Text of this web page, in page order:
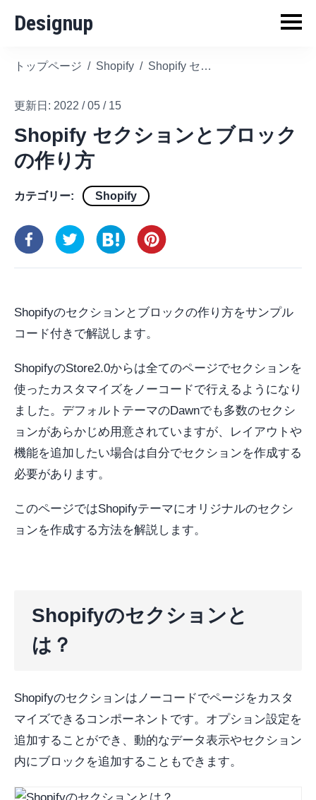
Designup
トップページ / Shopify / Shopify セクションとブロックの作り方
更新日: 2022 / 05 / 15
Shopify セクションとブロック
の作り方
カテゴリー: Shopify
Shopifyのセクションとブロックの作り方をサンプル
コード付きで解説します。
ShopifyのStore2.0からは全てのページでセクションを
使ったカスタマイズをノーコードで行えるようになり
ました。デフォルトテーマのDawnでも多数のセクシ
ョンがあらかじめ用意されていますが、レイアウトや
機能を追加したい場合は自分でセクションを作成する
必要があります。
このページではShopifyテーマにオリジナルのセクシ
ョンを作成する方法を解説します。
Shopifyのセクションと
は？
Shopifyのセクションはノーコードでページをカスタ
マイズできるコンポーネントです。オプション設定を
追加することができ、動的なデータ表示やセクション
内にブロックを追加することもできます。